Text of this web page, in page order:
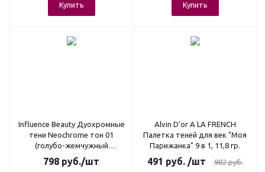
Купить Купить
Influence Beauty Дуохромные
тени Neochrome тон 01
(голубо-жемчужный
дуохром), 1,3 гр.
798 руб./шт
Alvin D'or A LA FRENCH
Палетка теней для век "Моя
Парижанка" 9 в 1, 11,8 гр.
491 руб. /шт 982руб.